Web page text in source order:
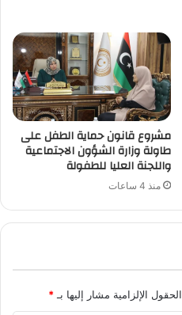
مشروع قانون حماية الطفل على
طاولة وزارة الشؤون الاجتماعية
واللجنة العليا للطفولة
منذ 4 ساعات
الحقول الإلزامية مشار إليها بـ*